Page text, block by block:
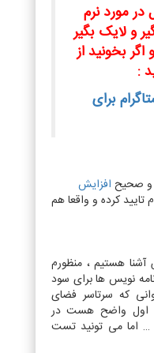
نرم
لایک بگیر
از
برای
افزایش
کرده و واقعا هم
هستیم ، منظورم
ها برای سود
که سرتاسر فضای
واضح هست در
می تونید تست